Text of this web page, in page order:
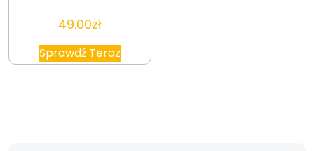
49.00zł
Sprawdź Teraz